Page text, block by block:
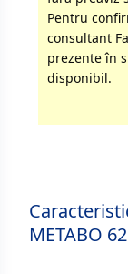
Pentru
consultant
prezente în
disponibil.
METABO